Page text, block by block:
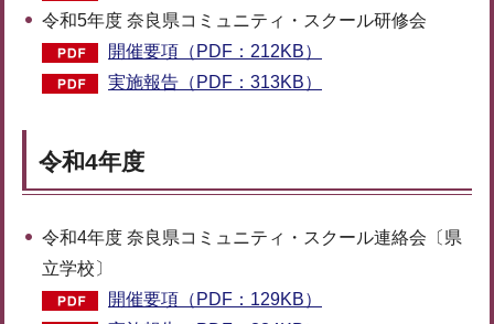
令和5年度 奈良県コミュニティ・スクール研修会
開催要項（PDF：212KB）
実施報告（PDF：313KB）
令和4年度
令和4年度 奈良県コミュニティ・スクール連絡会〔県
立学校〕
開催要項（PDF：129KB）